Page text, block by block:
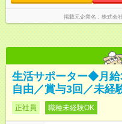
掲載元企業名 株式会
生活サポーター◆月給
自由／賞与3回／未経
正社員 職種未経験OK